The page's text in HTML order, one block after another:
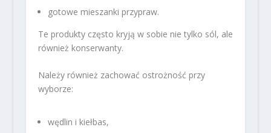
gotowe mieszanki przypraw.
Te produkty często kryją w sobie nie tylko sól, ale
również konserwanty.
Należy również zachować ostrożność przy
wyborze:
wędlin i kiełbas,